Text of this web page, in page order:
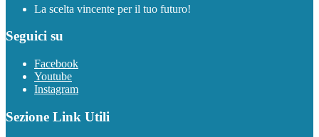
La scelta vincente per il tuo futuro!
Seguici su
Facebook
Youtube
Instagram
Sezione Link Utili